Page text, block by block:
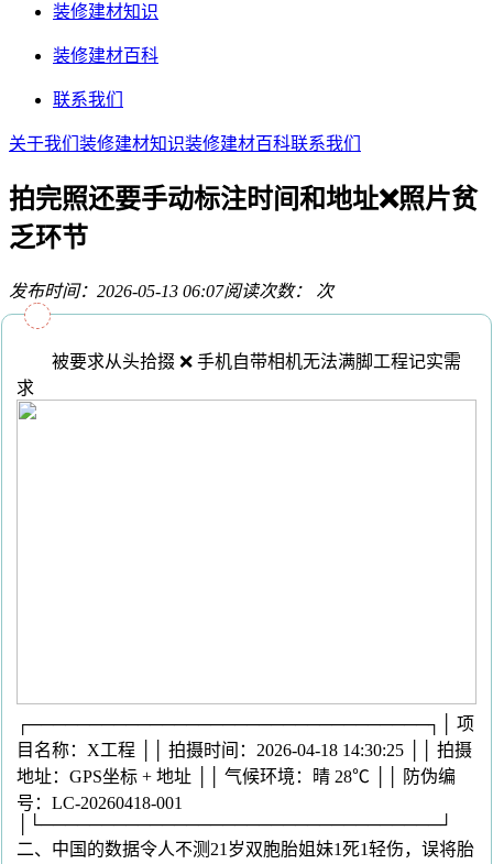
装修建材知识
装修建材百科
联系我们
关于我们 装修建材知识装修建材百科联系我们
拍完照还要手动标注时间和地址❌照片贫
乏环节
发布时间：2026-05-13 06:07阅读次数： 次
被要求从头拾掇 ❌ 手机自带相机无法满脚工程记实需
求
┌─────────────────────────────────┐│ 项
目名称：X工程 ││ 拍摄时间：2026-04-18 14:30:25 ││ 拍摄
地址：GPS坐标 + 地址 ││ 气候环境：晴 28℃ ││ 防伪编
号：LC-20260418-001
│└─────────────────────────────────┘
二、中国的数据令人不测21岁双胞胎姐妹1死1轻伤，误将胎